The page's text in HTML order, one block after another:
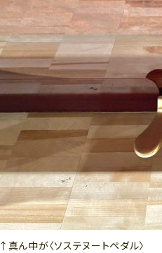
↑真ん中が〈ソステヌートペダル〉